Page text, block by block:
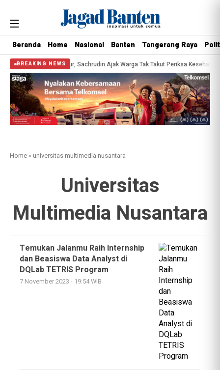
Beranda Home Nasional Banten Tangerang Raya
BREAKING NEWS
Bersama Gubernur, Sachrudin Ajak Warga Tak Takut Periksa Kesehatan
Home »universitas multimedia nusantara
Universitas
Multimedia Nusantara
Temukan Jalanmu Raih Internship
dan Beasiswa Data Analyst di
DQLab TETRIS Program
7 November 2023 - 19:54 WIB